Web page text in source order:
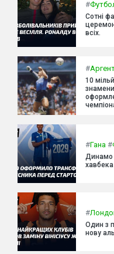
#
Сотні
всіх.
#
10
#Гана #
Динамо
#
Один з
нову